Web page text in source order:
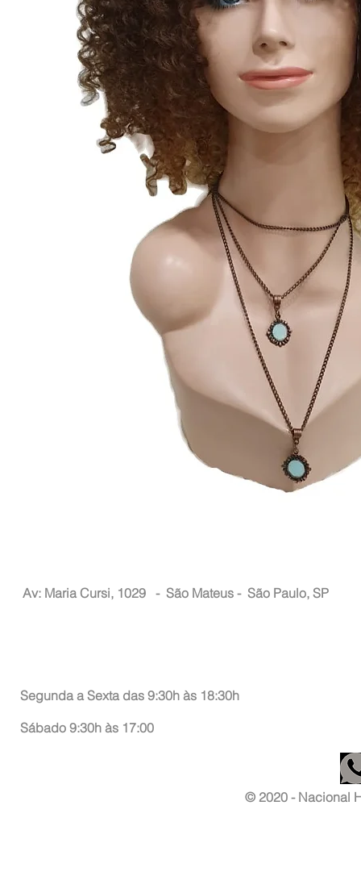
Av: Maria Cursi, 1029 - São Mateus - São Paulo, SP
Segunda a Sexta das 9:30h às 18:30h
Sábado 9:30h às 17:00
© 2020 - Nacional